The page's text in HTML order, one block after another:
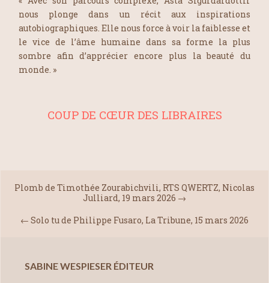
nous plonge dans un récit aux inspirations
autobiographiques. Elle nous force à voir la faiblesse et
le vice de l’âme humaine dans sa forme la plus
sombre afin d’apprécier encore plus la beauté du
monde. »
COUP DE CŒUR DES LIBRAIRES
Plomb de Timothée Zourabichvili, RTS QWERTZ, Nicolas
Julliard, 19 mars 2026 →
← Solo tu de Philippe Fusaro, La Tribune, 15 mars 2026
SABINE WESPIESER ÉDITEUR